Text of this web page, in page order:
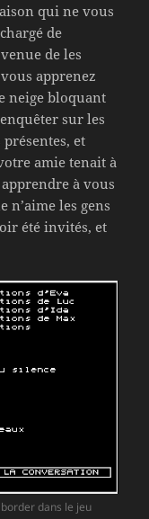
qui ne vous
de
de les
apprenez
neige bloquant
sur les
et
amie tenait à
à vous
n’aime les gens
été invités, et
dans le jeu